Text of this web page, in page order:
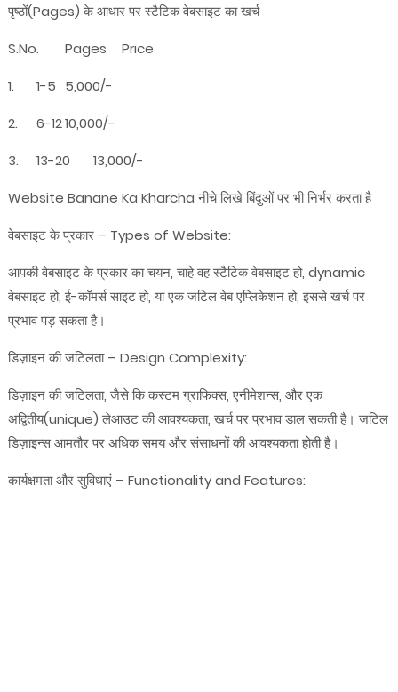
पृष्ठों(Pages) के आधार पर स्टैटिक वेबसाइट का खर्च
S.No.
Pages
Price
1.
1-5 5,000/-
2.
6-1210,000/-
3.
13-20
13,000/-
Website Banane Ka Kharcha नीचे लिखे बिंदुओं पर भी निर्भर करता है
वेबसाइट के प्रकार – Types of Website:
आपकी वेबसाइट के प्रकार का चयन, चाहे वह स्टैटिक वेबसाइट हो, dynamic
वेबसाइट हो, ई-कॉमर्स साइट हो, या एक जटिल वेब एप्लिकेशन हो, इससे खर्च पर
प्रभाव पड़ सकता है।
डिज़ाइन की जटिलता – Design Complexity:
डिज़ाइन की जटिलता, जैसे कि कस्टम ग्राफिक्स, एनीमेशन्स, और एक
अद्वितीय(unique) लेआउट की आवश्यकता, खर्च पर प्रभाव डाल सकती है। जटिल
डिज़ाइन्स आमतौर पर अधिक समय और संसाधनों की आवश्यकता होती है।
कार्यक्षमता और सुविधाएं – Functionality and Features: